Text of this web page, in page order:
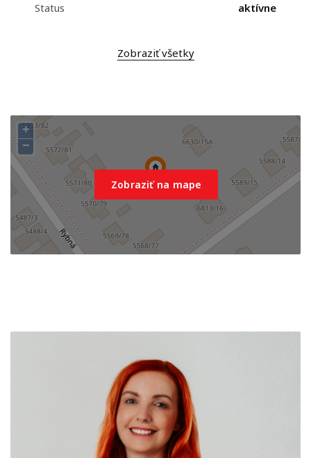
Status aktívne
Zobraziť všetky
Zobraziť na mape
+
−